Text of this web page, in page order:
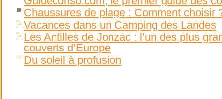
Chaussures de plage : Comment choisir
Vacances dans un Camping des Landes
Les Antilles de Jonzac : l’un des plus
couverts d’Europe
Du soleil à profusion